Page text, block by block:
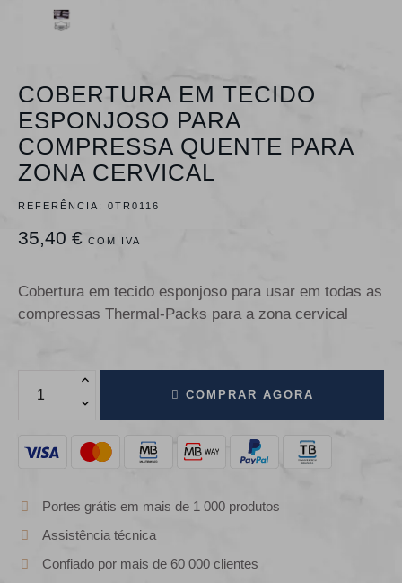
COBERTURA EM TECIDO
ESPONJOSO PARA
COMPRESSA QUENTE PARA
ZONA CERVICAL
REFERÊNCIA: 0TR0116
35,40 € COM IVA
Cobertura em tecido esponjoso para usar em todas as
compressas Thermal-Packs para a zona cervical
COMPRAR AGORA
Portes grátis em mais de 1 000 produtos
Assistência técnica
Confiado por mais de 60 000 clientes